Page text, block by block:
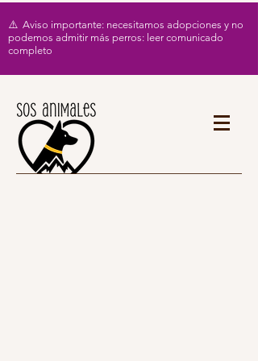
⚠️ Aviso importante: necesitamos adopciones y no
podemos admitir más perros: leer comunicado
completo